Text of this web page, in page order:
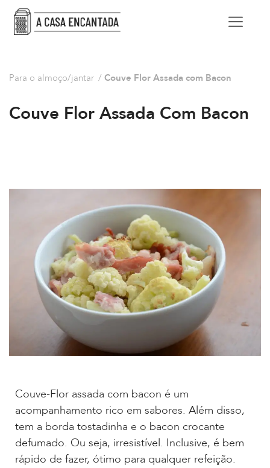
Para o almoço/jantar / Couve Flor Assada com Bacon
Couve Flor Assada Com Bacon
Couve-Flor assada com bacon é um
acompanhamento rico em sabores. Além disso,
tem a borda tostadinha e o bacon crocante
defumado. Ou seja, irresistível. Inclusive, é bem
rápido de fazer, ótimo para qualquer refeição.